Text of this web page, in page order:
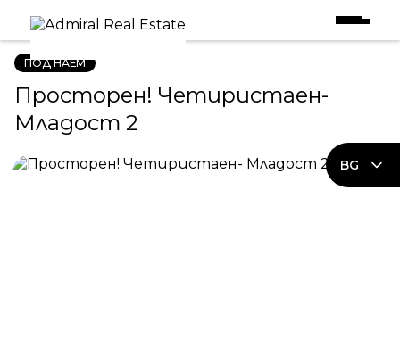
BG
Просторен! Четиристаен- Младост 2
ПОД НАЕМ
Просторен! Четиристаен-
Младост 2